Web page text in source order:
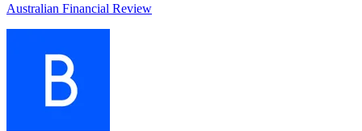
Australian Financial Review